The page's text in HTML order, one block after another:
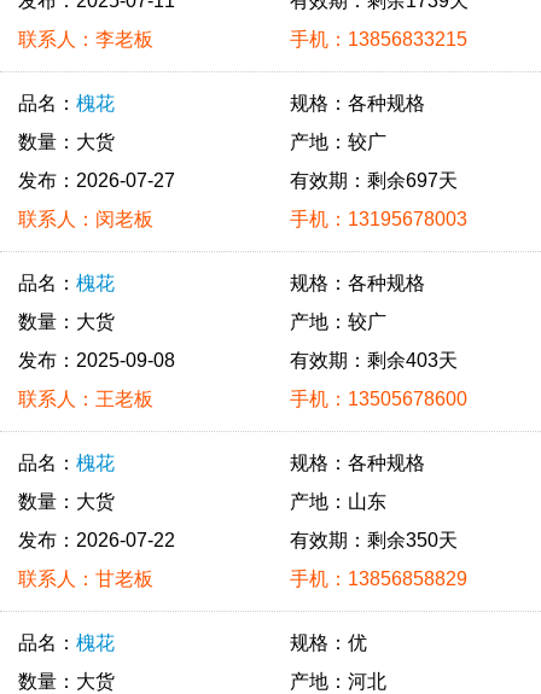
联系人：李老板
手机：13856833215
品名： 槐花
数量：大货
发布：2026-07-27
联系人：闵老板
规格：各种规格
产地：较广
有效期：剩余697天
手机：13195678003
品名： 槐花
数量：大货
发布：2025-09-08
联系人：王老板
规格：各种规格
产地：较广
有效期：剩余403天
手机：13505678600
品名： 槐花
数量：大货
发布：2026-07-22
联系人：甘老板
规格：各种规格
产地：山东
有效期：剩余350天
手机：13856858829
品名： 槐花
数量：大货
规格：优
产地：河北